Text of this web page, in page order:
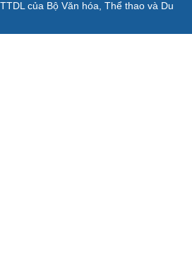
của Bộ Văn hóa, Thể thao và Du